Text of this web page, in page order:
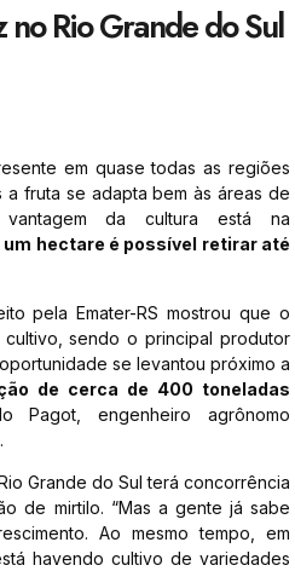
Rio Grande do Sul
em quase todas as regiões
fruta se adapta bem às áreas de
da cultura está na
um hectare é possível retirar até
pela Emater-RS mostrou que o
sendo o principal produtor
se levantou próximo a
de cerca de 400 toneladas
Pagot, engenheiro agrônomo
Grande do Sul terá concorrência
de mirtilo. “Mas a gente já sabe
Ao mesmo tempo, em
havendo cultivo de variedades